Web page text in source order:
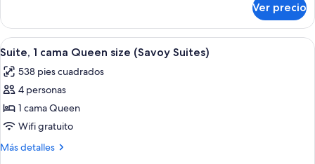
size
(Premium
Valley
View
Double)
Deluxe,
cama
size
(Premium
View
Double)
Ver precio
Abrir
todas
las
fotos
de
Suite,
1
Una sala de estar con un sofá
6
Suite, 1 cama Queen size (Savoy Suites)
538 pies cuadrados
4 personas
1 cama Queen
Wifi gratuito
Más detalles
Más